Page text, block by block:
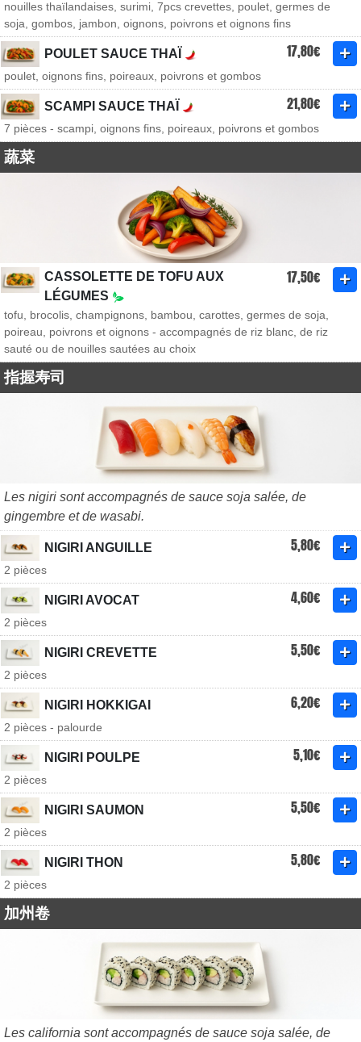
nouilles thaïlandaises, surimi, 7pcs crevettes, poulet, germes de
soja, gombos, jambon, oignons, poivrons et oignons fins
POULET SAUCE THAÏ 17,80€
poulet, oignons fins, poireaux, poivrons et gombos
SCAMPI SAUCE THAÏ 21,80€
7 pièces - scampi, oignons fins, poireaux, poivrons et gombos
蔬菜
CASSOLETTE DE TOFU AUX
LÉGUMES
17,50€
tofu, brocolis, champignons, bambou, carottes, germes de soja,
poireau, poivrons et oignons - accompagnés de riz blanc, de riz
sauté ou de nouilles sautées au choix
指握寿司
Les nigiri sont accompagnés de sauce soja salée, de
gingembre et de wasabi.
NIGIRI ANGUILLE 5,80€
2 pièces
NIGIRI AVOCAT 4,60€
2 pièces
NIGIRI CREVETTE 5,50€
2 pièces
NIGIRI HOKKIGAI 6,20€
2 pièces - palourde
NIGIRI POULPE 5,10€
2 pièces
NIGIRI SAUMON 5,50€
2 pièces
NIGIRI THON 5,80€
2 pièces
加州卷
Les california sont accompagnés de sauce soja salée, de